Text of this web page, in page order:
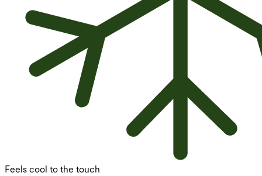
Feels cool to the touch